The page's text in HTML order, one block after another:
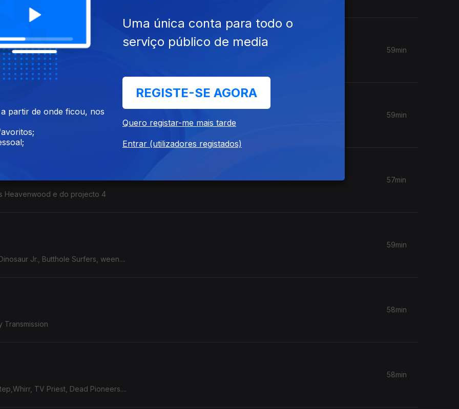
Adult., Deade Pioners, Mike ...
59min
We Bless This Mess, Honestav, Jack Kays, Dinosaur Jr....
59min
Heavenwood e do projecto 4
57min
Jr., Butthole Surfers, ween....
59min
Transmission
58min
TV Priest, Dead Pioneers....
58min
partir de onde ficou, nos
Uma única conta para todo o
serviço público de media
REGISTE-SE AGORA
Quero registar-me mais tarde
Entrar (utilizadores registados)